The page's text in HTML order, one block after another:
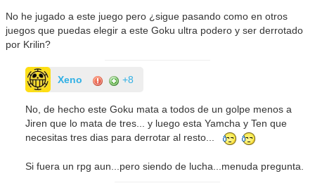
No he jugado a este juego pero ¿sigue pasando como en otros
juegos que puedas elegir a este Goku ultra podero y ser derrotado
por Krilin?
Xeno +8
No, de hecho este Goku mata a todos de un golpe menos a
Jiren que lo mata de tres... y luego esta Yamcha y Ten que
necesitas tres dias para derrotar al resto...
Si fuera un rpg aun...pero siendo de lucha...menuda pregunta.